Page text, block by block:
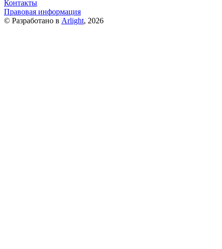
Контакты
Правовая информация
© Разработано в Arlight, 2026